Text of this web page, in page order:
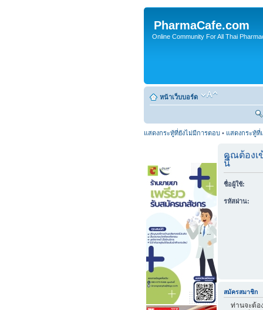
PharmaCafe.com
Online Community For All Thai
หน้าเว็บบอร์ด
แสดงกระทู้ที่ยังไม่มีการตอบ • แสดงกระทู้ที่
คุณต้องเ
นี้
ชื่อผู้ใช้:
รหัสผ่าน:
สมัครสมาชิก
ท่านจะต้อ